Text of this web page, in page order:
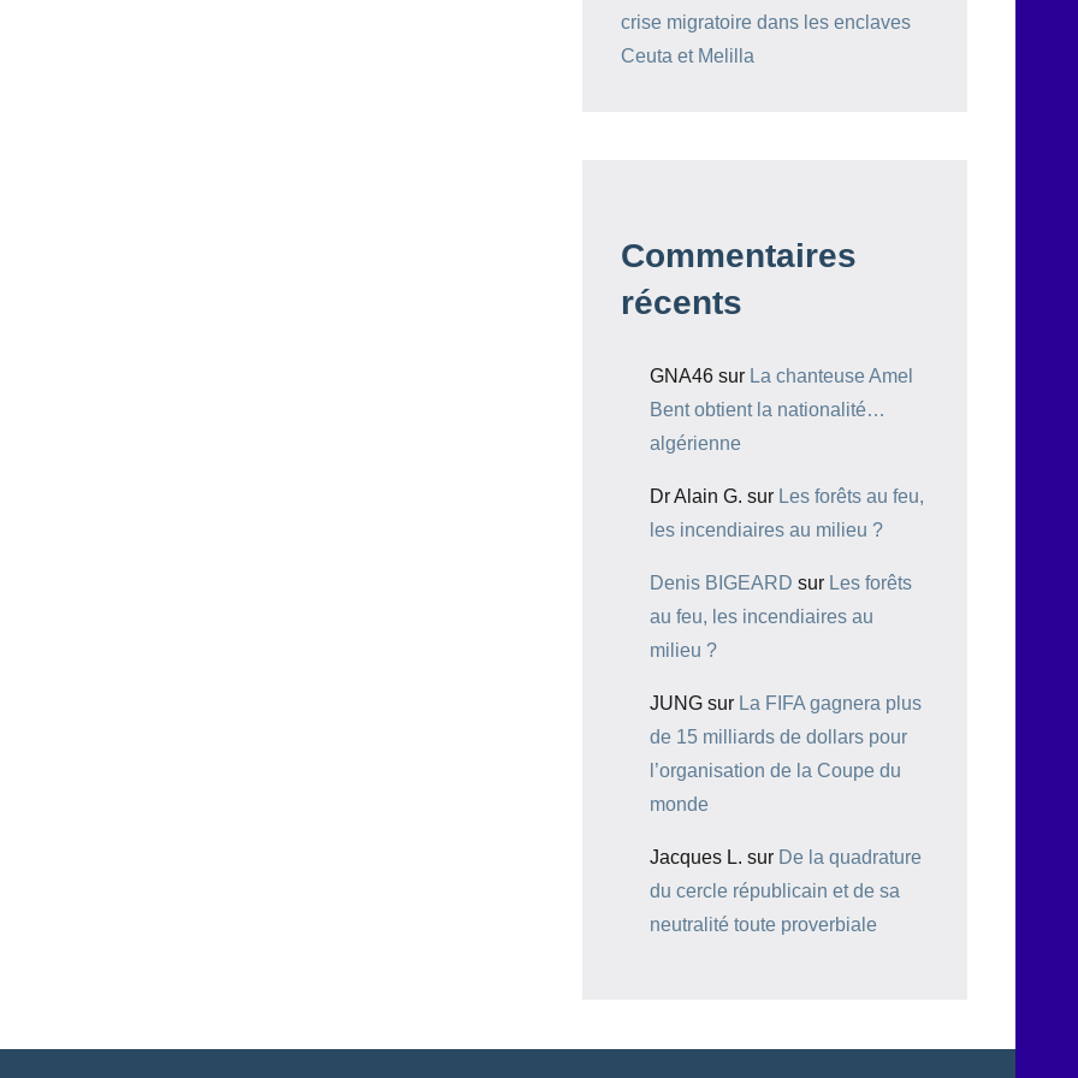
crise migratoire dans les enclaves
Ceuta et Melilla
Commentaires
récents
GNA46 sur La chanteuse Amel
Bent obtient la nationalité…
algérienne
Dr Alain G. sur Les forêts au feu,
les incendiaires au milieu ?
Denis BIGEARD sur Les forêts
au feu, les incendiaires au
milieu ?
JUNG sur La FIFA gagnera plus
de 15 milliards de dollars pour
l’organisation de la Coupe du
monde
Jacques L. sur De la quadrature
du cercle républicain et de sa
neutralité toute proverbiale